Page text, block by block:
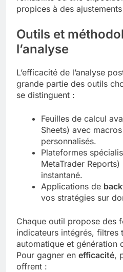
propices à des
Outils et
l’analyse
L’efficacité de l’analyse
grande partie des outils
se distinguent :
Feuilles de calcul
Sheets) avec
personnalisés.
Plateformes
MetaTrader
instantané.
Applications de
vos stratégies sur
Chaque outil propose des
indicateurs intégrés, filtres
automatique et génération
Pour gagner en efficacité,
offrent :